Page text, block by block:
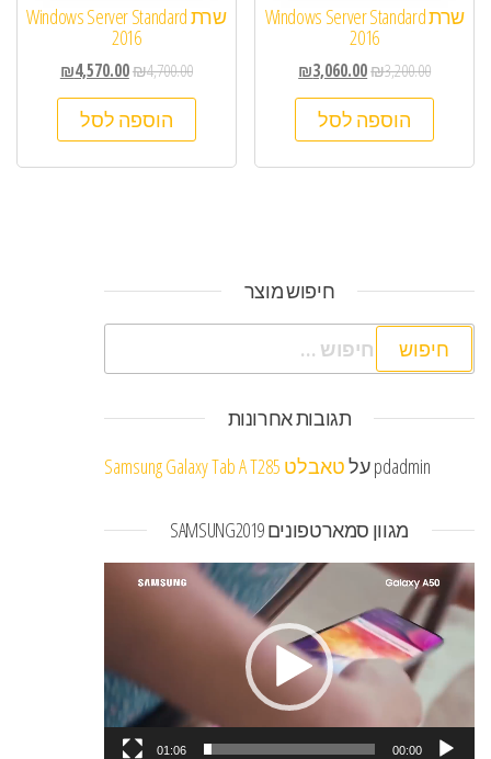
שרת Windows Server Standard
2016
₪3,200.00
₪3,060.00
הוספה לסל
שרת Windows Server Standard
2016
₪4,700.00
₪4,570.00
הוספה לסל
חיפוש מוצר
חיפוש:
תגובות אחרונות
pdadminעלטאבלט Samsung Galaxy Tab A T285
מגוון סמארטפונים SAMSUNG2019
נגן
וידאו
00:00
01:06